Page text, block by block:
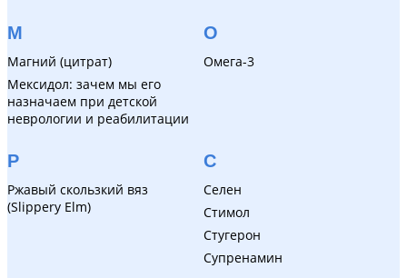
М
Магний (цитрат)
Мексидол: зачем мы его
назначаем при детской
неврологии и реабилитации
О
Омега-3
Р
Ржавый скользкий вяз
(Slippery Elm)
С
Селен
Стимол
Стугерон
Супренамин